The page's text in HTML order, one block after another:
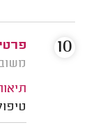
משוב: 16/06/
10